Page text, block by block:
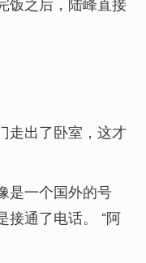
走出了卧室，这才
是一个国外的号
接通了电话。 “阿